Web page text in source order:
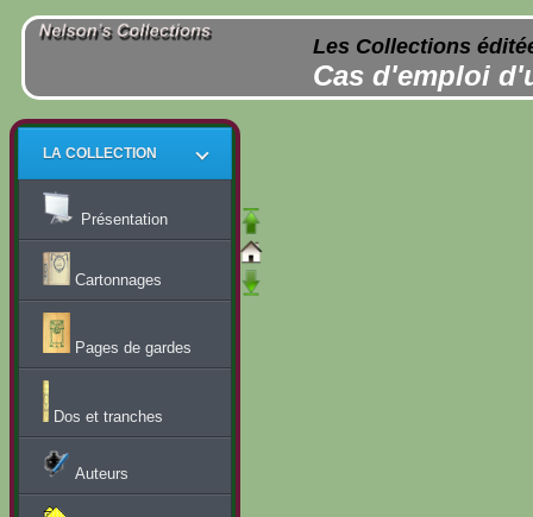
Les Collections
Cas d'emploi
LA COLLECTION
Présentation
Cartonnages
Pages de gardes
Dos et tranches
Auteurs